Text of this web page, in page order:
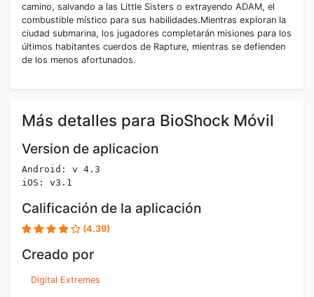
camino, salvando a las Little Sisters o extrayendo ADAM, el
combustible místico para sus habilidades.Mientras exploran la
ciudad submarina, los jugadores completarán misiones para los
últimos habitantes cuerdos de Rapture, mientras se defienden
de los menos afortunados.
Más detalles para BioShock Móvil
Version de aplicacion
Android: v 4.3
iOS: v3.1
Calificación de la aplicación
(4.39)
Creado por
Digital Extremes